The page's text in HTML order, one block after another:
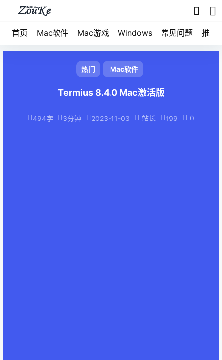
首页 Mac软件 Mac游戏 Windows 常见问题 推荐
热门 Mac软件
Termius 8.4.0 Mac激活版
494字 3分钟 2023-11-03 站长 199 0